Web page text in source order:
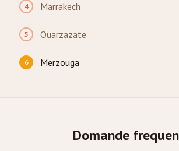
4 Marrakech
5 Ouarzazate
6 Merzouga
Domande